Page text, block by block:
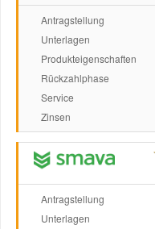
Antragstellung
Unterlagen
Produkteigenschaften
Rückzahlphase
Service
Zinsen
Antragstellung
Unterlagen